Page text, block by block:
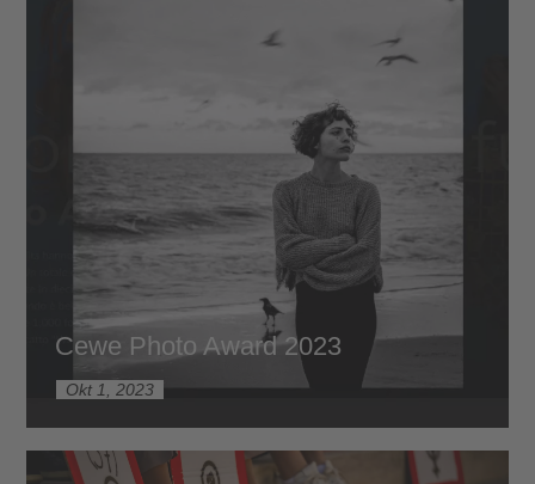
Cewe Photo Award 2023
Okt 1, 2023